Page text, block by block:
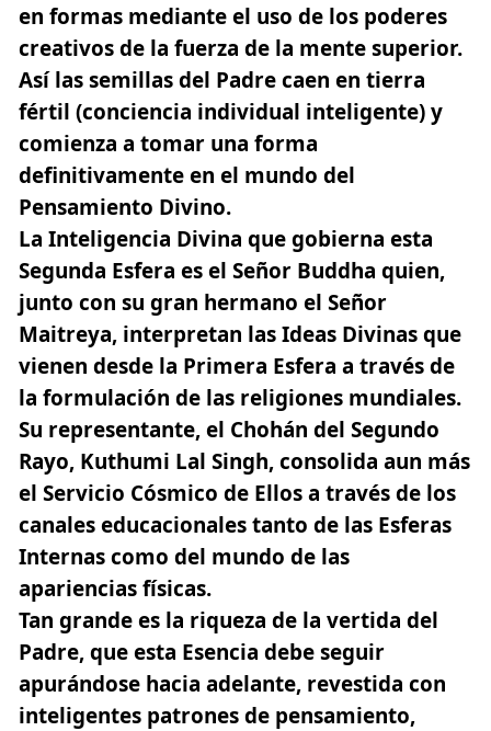
en formas mediante el uso de los poderes
creativos de la fuerza de la mente superior.
Así las semillas del Padre caen en tierra
fértil (conciencia individual inteligente) y
comienza a tomar una forma
definitivamente en el mundo del
Pensamiento Divino.
La Inteligencia Divina que gobierna esta
Segunda Esfera es el Señor Buddha quien,
junto con su gran hermano el Señor
Maitreya, interpretan las Ideas Divinas que
vienen desde la Primera Esfera a través de
la formulación de las religiones mundiales.
Su representante, el Chohán del Segundo
Rayo, Kuthumi Lal Singh, consolida aun más
el Servicio Cósmico de Ellos a través de los
canales educacionalestanto de las Esferas
Internas como del mundo de las
apariencias físicas.
Tan grande es la riqueza de la vertida del
Padre, que esta Esencia debe seguir
apurándose hacia adelante, revestida con
inteligentes patrones de pensamiento,